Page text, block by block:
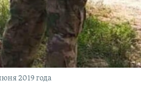
2019 года